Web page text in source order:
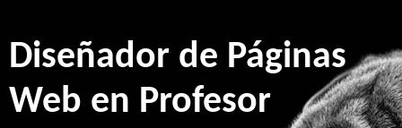
Diseñador de Páginas
Web en Profesor